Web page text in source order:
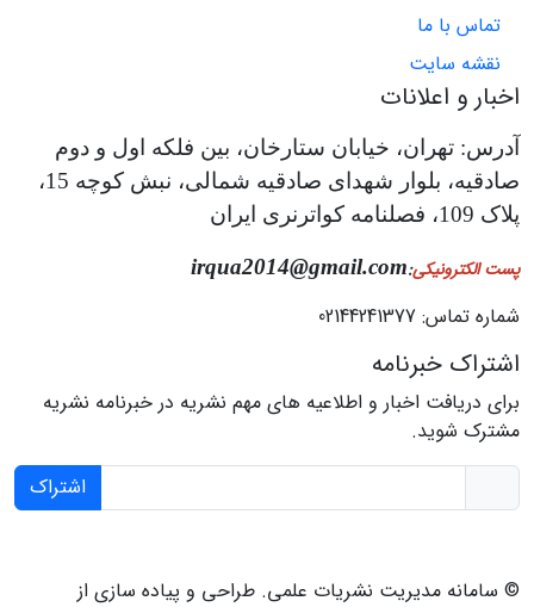
تماس با ما
نقشه سایت
اخبار و اعلانات
آدرس: تهران، خیابان ستارخان، بین فلکه اول و دوم
صادقیه، بلوار شهدای صادقیه شمالی، نبش کوچه 15،
پلاک 109، فصلنامه کواترنری ایران
پست الکترونیکی:
irqua2014@gmail.com
شماره تماس: 02144241377
اشتراک خبرنامه
برای دریافت اخبار و اطلاعیه های مهم نشریه در خبرنامه نشریه
مشترک شوید.
اشتراک
© سامانه مدیریت نشریات علمی. طراحی و پیاده سازی از